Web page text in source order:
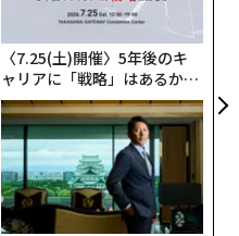
〈7.25(土)開催〉5年後のキ
ャリアに「戦略」はあるか。
トップエグゼクティブのキャ
リアに触れる1日│CAREER S
UMMIT 2026